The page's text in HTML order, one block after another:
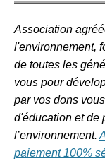
Association
l'environnement,
de toutes les
vous pour
par vos dons
d'éducation et de
l’environnement.
paiement 100%